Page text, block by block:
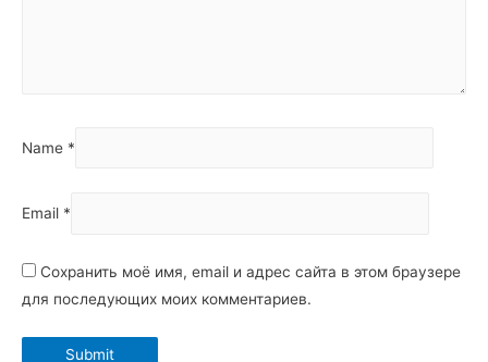
Name *
Email *
Сохранить моё имя, email и адрес сайта в этом браузере
для последующих моих комментариев.